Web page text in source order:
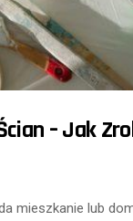
– Jak
mieszkanie lub